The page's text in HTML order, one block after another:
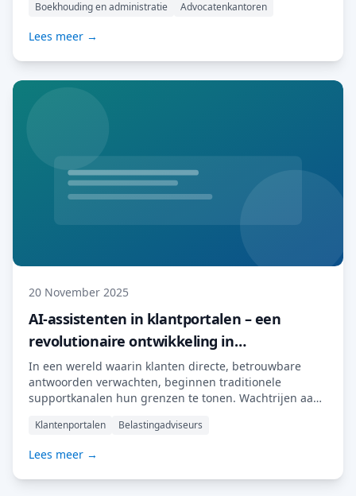
verschuiving in de economische koers van het Verenigd
digitale transformatie en een strengere
begrotingsdiscipline schetst de begroting een
Boekhouding en administratie Advocatenkantoren
Lees meer →
20 November 2025
AI-assistenten in klantportalen – een
revolutionaire ontwikkeling in
klantenservice.
In een wereld waarin klanten directe, betrouwbare
antwoorden verwachten, beginnen traditionele
supportkanalen hun grenzen te tonen. Wachtrijen aan
kennisbanken leiden vaak tot frustratie bij zowel
gaande: een verschuiving die veilige klantportalen
combineert met krachtige AI-assistenten om de manier
Klantenportalen Belastingadviseurs
Lees meer →